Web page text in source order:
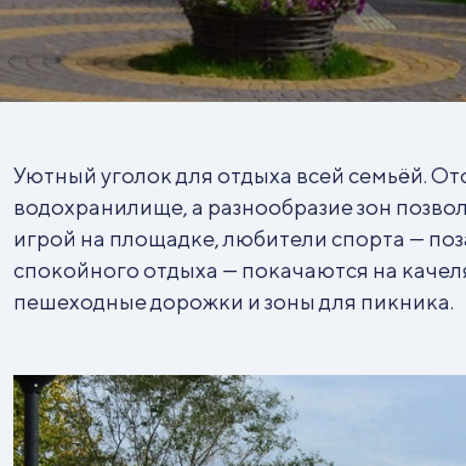
Уютный уголок для отдыха всей семьёй.
водохранилище, а разнообразие зон
игрой на площадке, любители спорта —
спокойного отдыха — покачаются на
пешеходные дорожки и зоны для пикника.